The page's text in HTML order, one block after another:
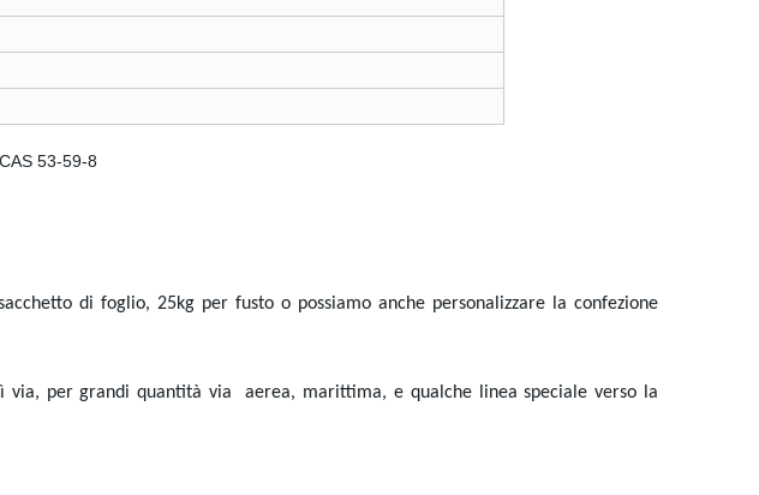
di foglio, 25kg per fusto o possiamo anche personalizzare la confezione
via, per grandi quantità via
aerea, marittima, e qualche linea speciale verso la